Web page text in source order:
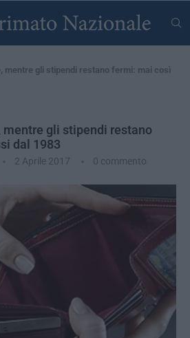
mentre gli stipendi restano fermi: mai così
mentre gli stipendi restano
dal 1983
2 Aprile 2017 0 commento